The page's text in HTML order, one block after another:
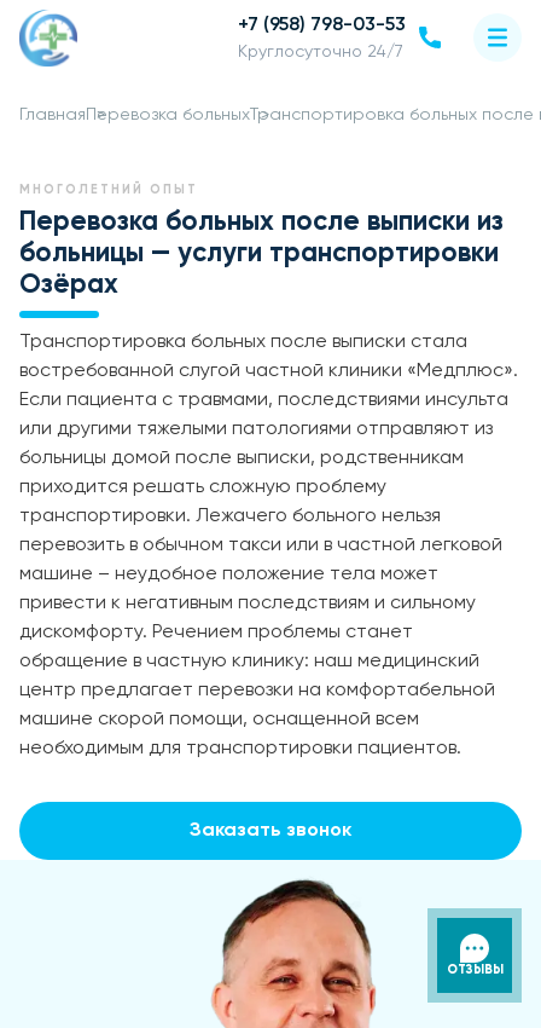
+7 (958) 798-03-53
Круглосуточно 24/7
Главная Перевозка больных Транспортировка больных после
МНОГОЛЕТНИЙ ОПЫТ
Перевозка больных после выписки из
больницы — услуги транспортировки
Озёрах
Транспортировка больных после выписки стала
востребованной слугой частной клиники «Медплюс».
Если пациента с травмами, последствиями инсульта
или другими тяжелыми патологиями отправляют из
больницы домой после выписки, родственникам
приходится решать сложную проблему
транспортировки. Лежачего больного нельзя
перевозить в обычном такси или в частной легковой
машине – неудобное положение тела может
привести к негативным последствиям и сильному
дискомфорту. Речением проблемы станет
обращение в частную клинику: наш медицинский
центр предлагает перевозки на комфортабельной
машине скорой помощи, оснащенной всем
необходимым для транспортировки пациентов.
Заказать звонок
ОТЗЫВЫ